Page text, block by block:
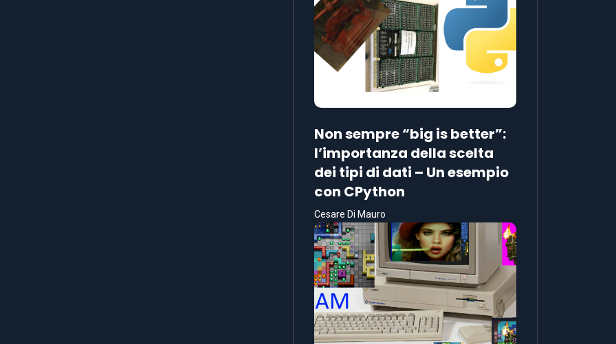
Non sempre “big is better”:
l’importanza della scelta
dei tipi di dati – Un esempio
con CPython
Cesare Di Mauro